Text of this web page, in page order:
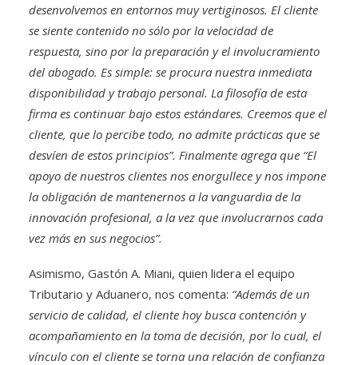
desenvolvemos en entornos muy vertiginosos. El cliente
se siente contenido no sólo por la velocidad de
respuesta, sino por la preparación y el involucramiento
del abogado. Es simple: se procura nuestra inmediata
disponibilidad y trabajo personal. La filosofía de esta
firma es continuar bajo estos estándares. Creemos que el
cliente, que lo percibe todo, no admite prácticas que se
desvíen de estos principios”. Finalmente agrega que “El
apoyo de nuestros clientes nos enorgullece y nos impone
la obligación de mantenernos a la vanguardia de la
innovación profesional, a la vez que involucrarnos cada
vez más en sus negocios”.
Asimismo, Gastón A. Miani, quien lidera el equipo
Tributario y Aduanero, nos comenta: “Además de un
servicio de calidad, el cliente hoy busca contención y
acompañamiento en la toma de decisión, por lo cual, el
vínculo con el cliente se torna una relación de confianza